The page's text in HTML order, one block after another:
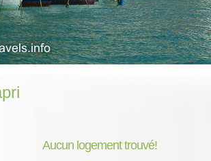
Aucun logement trouvé!